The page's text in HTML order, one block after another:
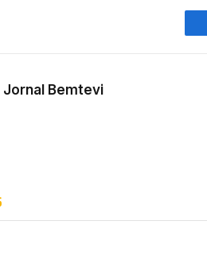
Jornal Bemtevi